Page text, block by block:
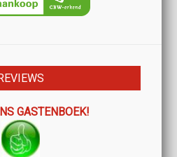
GASTENBOEK!